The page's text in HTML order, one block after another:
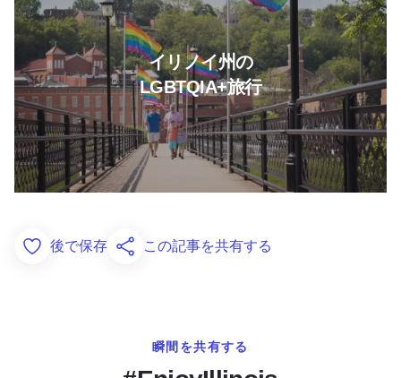
イリノイ州の
LGBTQIA+旅行
Add to Favorites
後で保存 この記事を共有する
瞬間を共有する